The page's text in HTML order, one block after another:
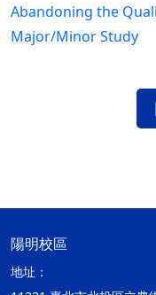
Abandoning the
Major/Minor Study
陽明校區
地址：